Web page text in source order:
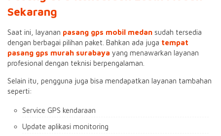
Sekarang
Saat ini, layanan pasang gps mobil medan sudah tersedia
dengan berbagai pilihan paket. Bahkan ada juga tempat
pasang gps murah surabaya yang menawarkan layanan
profesional dengan teknisi berpengalaman.
Selain itu, pengguna juga bisa mendapatkan layanan tambahan
seperti:
Service GPS kendaraan
Update aplikasi monitoring